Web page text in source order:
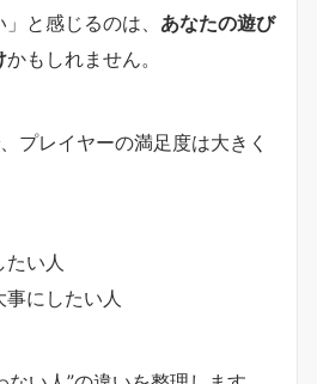
と感じるのは、 あなたの遊び
かもしれません。
プレイヤーの満足度は大きく
たい人
事にしたい人